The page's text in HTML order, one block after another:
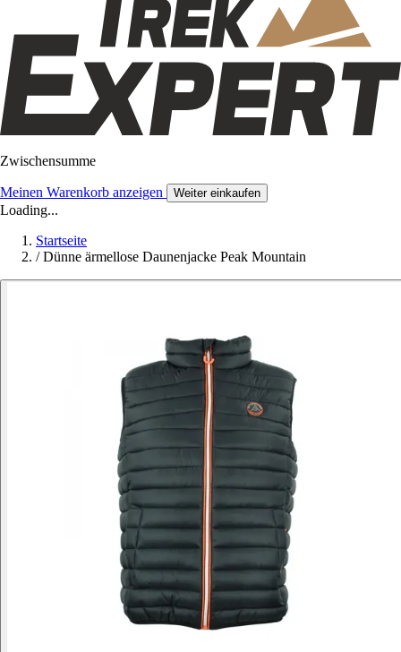
Zwischensumme
Meinen Warenkorb anzeigen Weiter einkaufen
Loading...
Startseite
/ Dünne ärmellose Daunenjacke Peak Mountain